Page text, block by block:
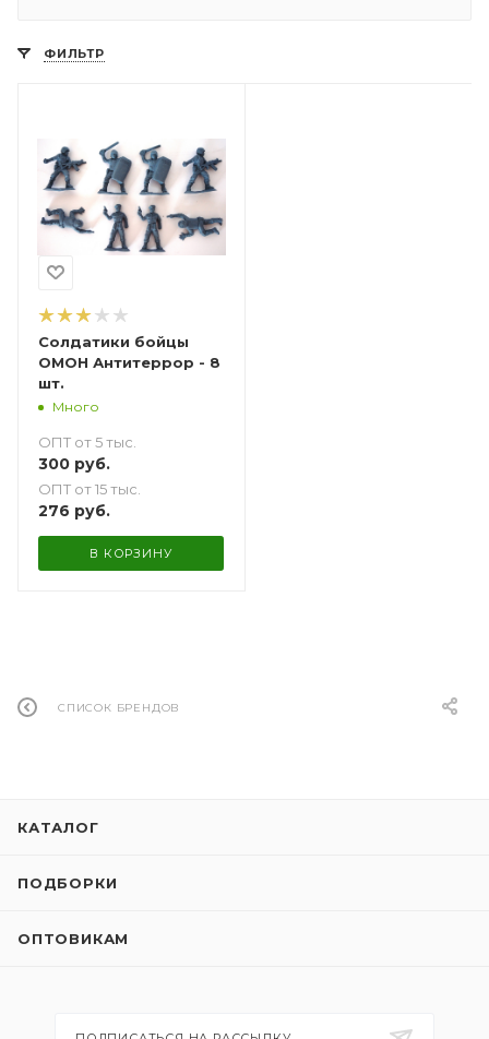
ФИЛЬТР
Солдатики бойцы
ОМОН Антитеррор - 8
шт.
Много
ОПТ от 5 тыс.
300 руб.
ОПТ от 15 тыс.
276 руб.
В КОРЗИНУ
СПИСОК БРЕНДОВ
КАТАЛОГ
ПОДБОРКИ
ОПТОВИКАМ